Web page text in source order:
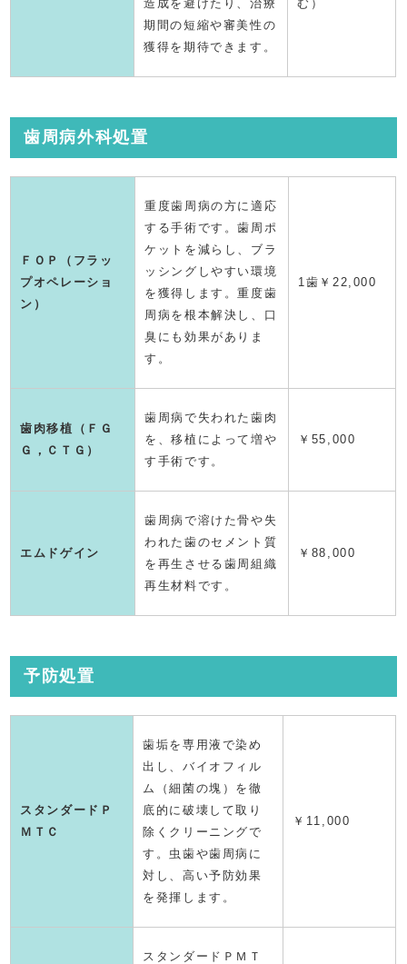
造成を避けたり、治療
期間の短縮や審美性の
獲得を期待できます。
む）
歯周病外科処置
ＦＯＰ（フラッ
プオペレーショ
ン）
重度歯周病の方に適応
する手術です。歯周ポ
ケットを減らし、ブラ
ッシングしやすい環境
を獲得します。重度歯
周病を根本解決し、口
臭にも効果がありま
す。
1歯￥22,000
歯肉移植（ＦＧ
Ｇ，ＣＴＧ）
歯周病で失われた歯肉
を、移植によって増や
す手術です。
￥55,000
エムドゲイン
歯周病で溶けた骨や失
われた歯のセメント質
を再生させる歯周組織
再生材料です。
￥88,000
予防処置
スタンダードＰ
ＭＴＣ
歯垢を専用液で染め
出し、バイオフィル
ム（細菌の塊）を徹
底的に破壊して取り
除くクリーニングで
す。虫歯や歯周病に
対し、高い予防効果
を発揮します。
￥11,000
スタンダードＰＭＴ